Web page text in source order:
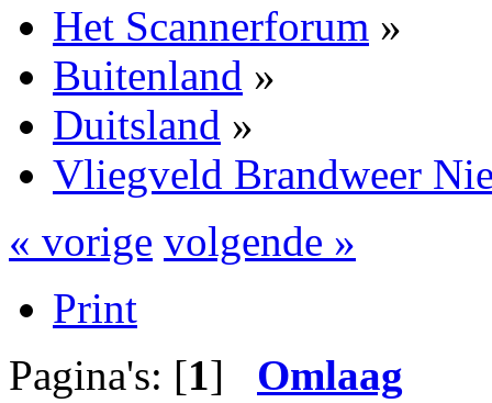
Het Scannerforum »
Buitenland »
Duitsland »
Vliegveld Brandweer
« vorige volgende »
Print
Pagina's: [1] Omlaag